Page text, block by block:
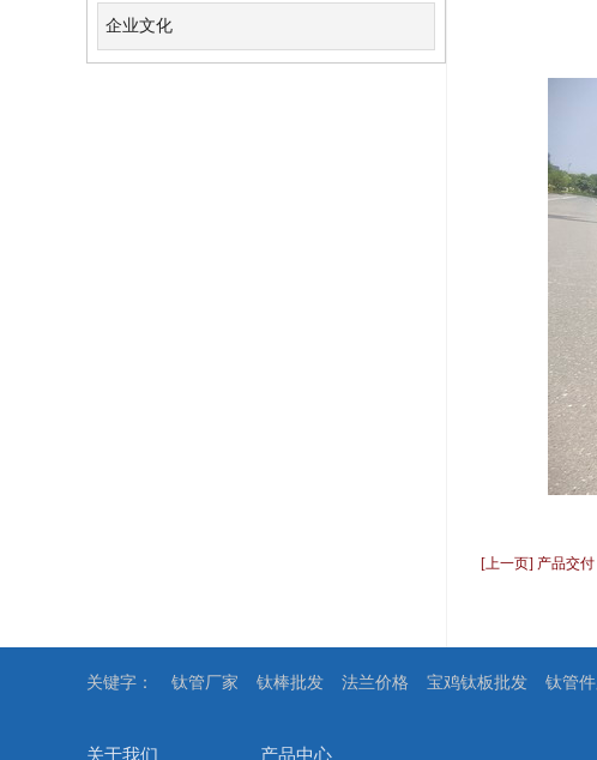
企业文化
[上一页] 产品交付
关键字： 钛管厂家 钛棒批发 法兰价格 宝鸡钛板批发 钛管
关于我们 产品中心